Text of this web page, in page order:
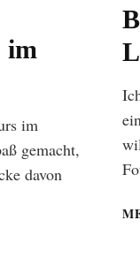
im
im
gemacht,
davon